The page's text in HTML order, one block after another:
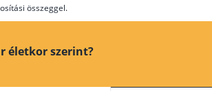
összeggel.
életkor szerint?